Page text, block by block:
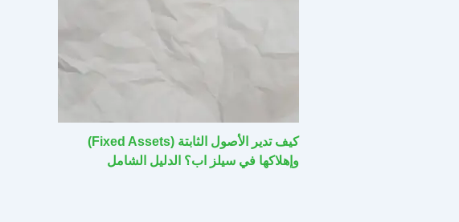
كيف تدير الأصول الثابتة (Fixed Assets)
وإهلاكها في سيلز اب؟ الدليل الشامل